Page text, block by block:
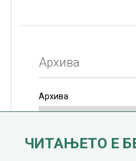
Архива
Архива
ЧИТАЊЕТО Е